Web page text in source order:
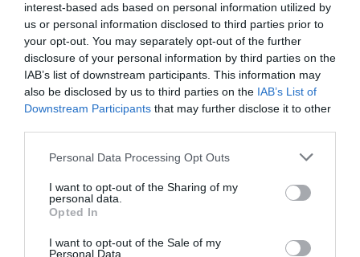
interest-based ads based on personal information utilized by
us or personal information disclosed to third parties prior to
your opt-out. You may separately opt-out of the further
disclosure of your personal information by third parties on the
IAB’s list of downstream participants. This information may
also be disclosed by us to third parties on the IAB’s List of
Downstream Participants that may further disclose it to other
Personal Data Processing Opt Outs
I want to opt-out of the Sharing of my
personal data.
Opted In
I want to opt-out of the Sale of my
Personal Data.
1 2
Casi 3 décadas vistiendo almas libres con piezas
Ver detalles›